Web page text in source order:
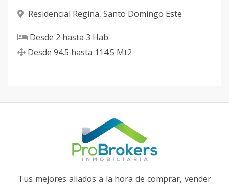
Residencial Regina, Santo Domingo Este
Desde 2 hasta 3 Hab.
Desde 94.5 hasta 114.5 Mt2
Tus mejores aliados a la hora de comprar, vender